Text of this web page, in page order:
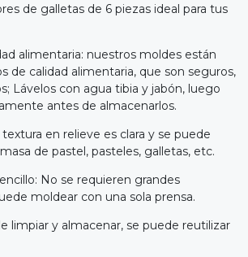
de galletas de 6 piezas ideal para tus
alimentaria: nuestros moldes están
de calidad alimentaria, que son seguros,
Lávelos con agua tibia y jabón, luego
antes de almacenarlos.
en relieve es clara y se puede
de pastel, pasteles, galletas, etc.
No se requieren grandes
moldear con una sola prensa.
limpiar y almacenar, se puede reutilizar